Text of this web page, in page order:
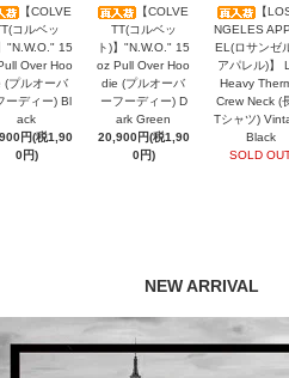
【COLVE
コルベッ
"N.W.O." 15
Over Hoo
(プルオーバ
ーディー) Bl
ack
円(税1,90
0円)
【COLVE
TT(コルベッ
ト)】"N.W.O." 15
oz Pull Over Hoo
die (プルオーバ
ーフーディー) D
ark Green
20,900円(税1,90
0円)
【
NGELES
EL(ロサンゼ
アパレル)】
Heavy
Crew Neck (
Tシャツ)
Black
SOLD
NEW ARRIVAL